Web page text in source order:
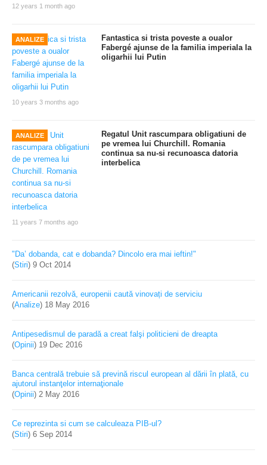
12 years 1 month ago
ANALIZE
10 years 3 months ago
Fantastica si trista poveste a oualor
Fabergé ajunse de la familia imperiala la
oligarhii lui Putin
ANALIZE
11 years 7 months ago
Regatul Unit rascumpara obligatiuni de
pe vremea lui Churchill. Romania
continua sa nu-si recunoasca datoria
interbelica
"Da’ dobanda, cat e dobanda? Dincolo era mai ieftin!"
(Stiri) 9 Oct 2014
Americanii rezolvă, europenii caută vinovați de serviciu
(Analize) 18 May 2016
Antipesedismul de paradă a creat falşi politicieni de dreapta
(Opinii) 19 Dec 2016
Banca centrală trebuie să prevină riscul european al dării în plată, cu
ajutorul instanţelor internaţionale
(Opinii) 2 May 2016
Ce reprezinta si cum se calculeaza PIB-ul?
(Stiri) 6 Sep 2014